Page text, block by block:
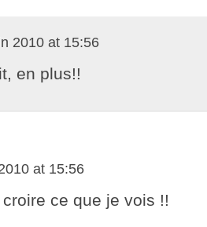
2010 at 15:56
en plus!!
at 15:56
croire ce que je vois !!